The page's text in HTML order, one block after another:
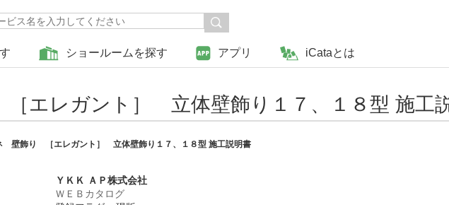
ショールームを探す アプリ iCataとは
エレガント］ 立体壁飾り１７、１８型 施工
壁飾り ［エレガント］ 立体壁飾り１７、１８型 施工説明書
ＹＫＫ ＡＰ株式会社
ＷＥＢカタログ